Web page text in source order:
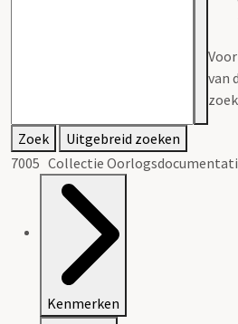
van
Zoek
Uitgebreid zoeken
7005 Collectie
Kenmerken